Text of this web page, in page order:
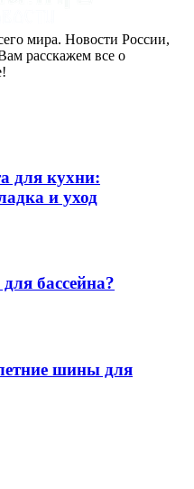
мира. Новости России,
расскажем все о
для кухни:
и уход
бассейна?
шины для